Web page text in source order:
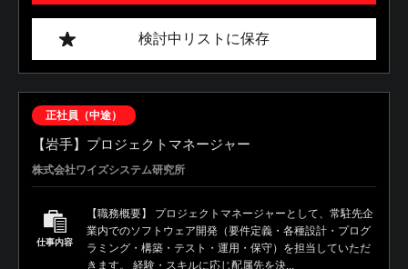
検討中リストに保存
正社員（中途）
【岩手】プロジェクトマネージャー
株式会社ワイズシステム研究所
仕事内容
【職務概要】 プロジェクトマネージャーとして、常駐先企
業内でのソフトウェア開発（要件定義・各種設計・プログ
ラミング・構築・テスト・運用・保守）を担当していただ
きます。 経験・スキルに応じ配属先を決...